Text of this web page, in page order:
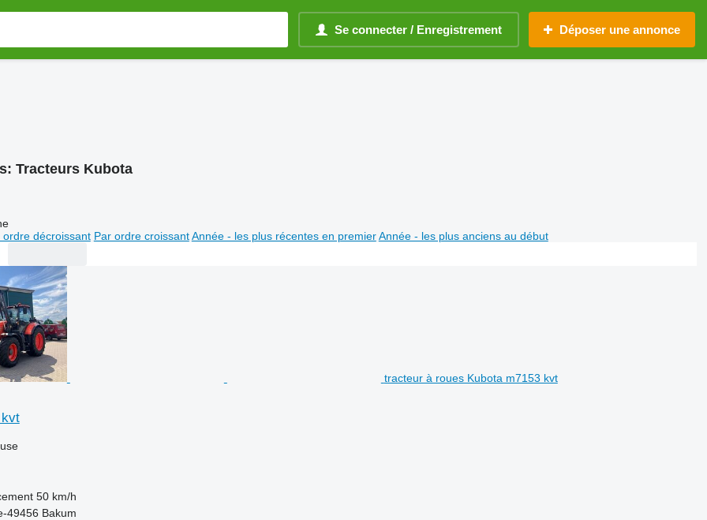
Se connecter / Enregistrement Déposer une annonce
Tracteurs Kubota
ordre décroissant Par ordre croissant Année - les plus récentes en premier Année - les plus anciens au début
tracteur à roues Kubota m7153 kvt
kvt
50 km/h
49456 Bakum